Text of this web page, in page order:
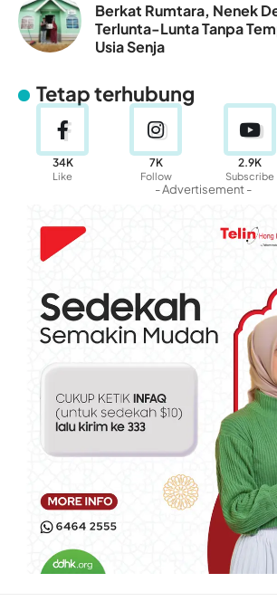
Berkat Rumtara, Nenek
Terlunta-Lunta Tanpa
Usia Senja
Tetap terhubung
34K
Like
7K
Follow
2.9K
Subscribe
- Advertisement -